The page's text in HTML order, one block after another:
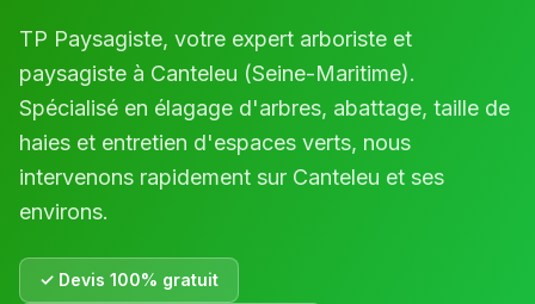
TP Paysagiste, votre expert arboriste et
paysagiste à Canteleu (Seine-Maritime).
Spécialisé en élagage d'arbres, abattage, taille de
haies et entretien d'espaces verts, nous
intervenons rapidement sur Canteleu et ses
environs.
✓ Devis 100% gratuit